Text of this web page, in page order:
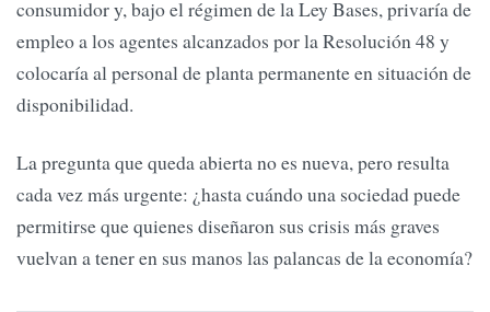
consumidor y, bajo el régimen de la Ley Bases, privaría de
empleo a los agentes alcanzados por la Resolución 48 y
colocaría al personal de planta permanente en situación de
disponibilidad.
La pregunta que queda abierta no es nueva, pero resulta
cada vez más urgente: ¿hasta cuándo una sociedad puede
permitirse que quienes diseñaron sus crisis más graves
vuelvan a tener en sus manos las palancas de la economía?